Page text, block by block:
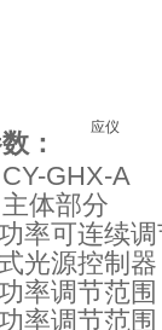
：
GHX-A
主体部分
率可连续
光源控制
率调节范
率调节范